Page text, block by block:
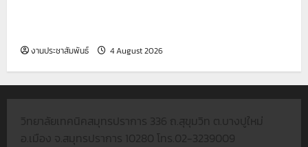
งานประชาสัมพันธ์ 4 August 2026
วิทยาลัยเทคนิคสมุทรปราการ 336 ถ.สุขุมวิท ต.บางปูใหม่
อ.เมือง จ.สมุทรปราการ 10280 โทร.02-3239009